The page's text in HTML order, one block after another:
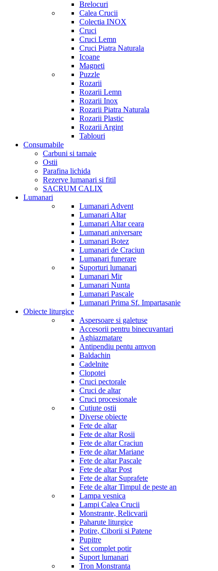
Brelocuri
Calea Crucii
Colectia INOX
Cruci
Cruci Lemn
Cruci Piatra Naturala
Icoane
Magneti
Puzzle
Rozarii
Rozarii Lemn
Rozarii Inox
Rozarii Piatra Naturala
Rozarii Plastic
Rozarii Argint
Tablouri
Consumabile
Carbuni si tamaie
Ostii
Parafina lichida
Rezerve lumanari si fitil
SACRUM CALIX
Lumanari
Lumanari Advent
Lumanari Altar
Lumanari Altar ceara
Lumanari aniversare
Lumanari Botez
Lumanari de Craciun
Lumanari funerare
Suporturi lumanari
Lumanari Mir
Lumanari Nunta
Lumanari Pascale
Lumanari Prima Sf. Impartasanie
Obiecte liturgice
Aspersoare si galetuse
Accesorii pentru binecuvantari
Aghiazmatare
Antipendiu pentu amvon
Baldachin
Cadelnite
Clopotei
Cruci pectorale
Cruci de altar
Cruci procesionale
Cutiute ostii
Diverse obiecte
Fete de altar
Fete de altar Rosii
Fete de altar Craciun
Fete de altar Mariane
Fete de altar Pascale
Fete de altar Post
Fete de altar Suprafete
Fete de altar Timpul de peste an
Lampa vesnica
Lampi Calea Crucii
Monstrante, Relicvarii
Paharute liturgice
Potire, Ciborii si Patene
Pupitre
Set complet potir
Suport lumanari
Tron Monstranta